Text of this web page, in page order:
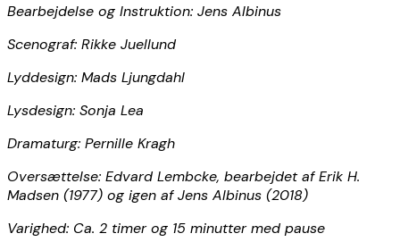
Bearbejdelse og Instruktion: Jens Albinus
Scenograf: Rikke Juellund
Lyddesign: Mads Ljungdahl
Lysdesign: Sonja Lea
Dramaturg: Pernille Kragh
Oversættelse: Edvard Lembcke, bearbejdet af Erik H.
Madsen (1977) og igen af Jens Albinus (2018)
Varighed: Ca. 2 timer og 15 minutter med pause